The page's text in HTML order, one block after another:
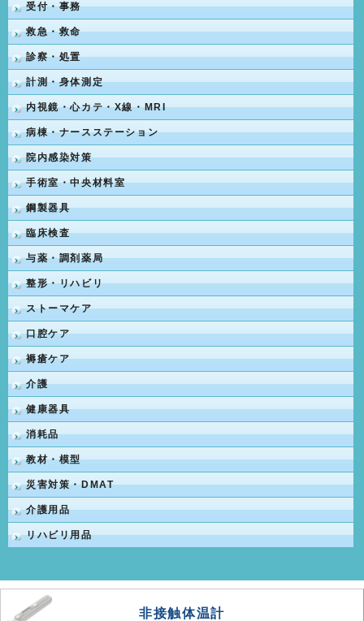
受付・事務
救急・救命
診察・処置
計測・身体測定
内視鏡・心カテ・X線・MRI
病棟・ナースステーション
院内感染対策
手術室・中央材料室
鋼製器具
臨床検査
与薬・調剤薬局
整形・リハビリ
ストーマケア
口腔ケア
褥瘡ケア
介護
健康器具
消耗品
教材・模型
災害対策・DMAT
介護用品
リハビリ用品
非接触体温計